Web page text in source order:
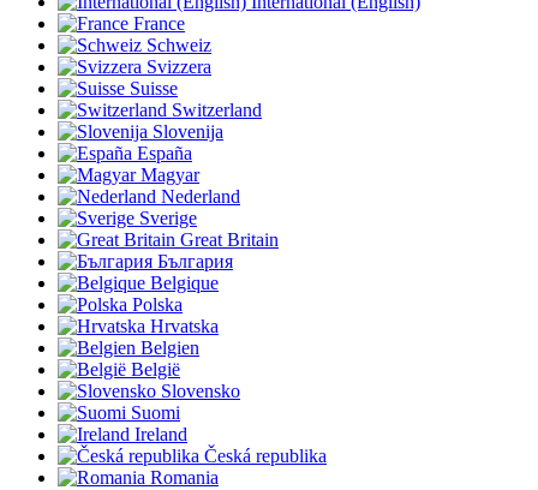
France
Schweiz
Svizzera
Suisse
Switzerland
Slovenija
España
Magyar
Nederland
Sverige
Great Britain
България
Belgique
Polska
Hrvatska
Belgien
België
Slovensko
Suomi
Ireland
Česká republika
Romania